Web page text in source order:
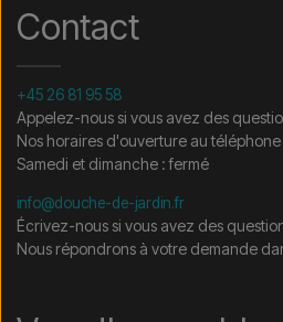
Contact
+45 26 81 95 58
Appelez-nous si vous avez des
Nos horaires d'ouverture au
Samedi et dimanche : fermé
info@douche-de-jardin.fr
Écrivez-nous si vous avez des
Nous répondrons à votre demande